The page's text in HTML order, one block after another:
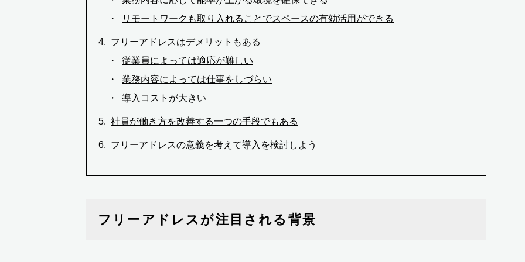
リモートワークも取り入れることでスペースの有効活用ができる
フリーアドレスはデメリットもある
従業員によっては適応が難しい
業務内容によっては仕事をしづらい
導入コストが大きい
社員が働き方を改善する一つの手段でもある
フリーアドレスの意義を考えて導入を検討しよう
フリーアドレスが注目される背景